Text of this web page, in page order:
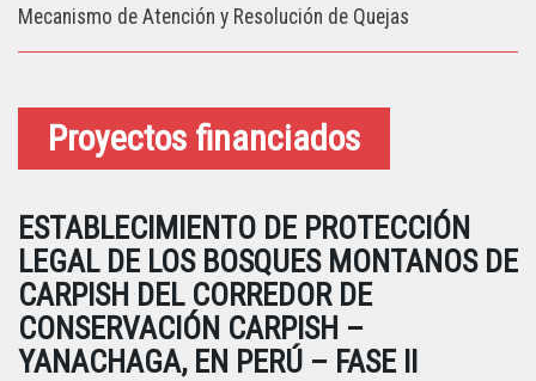
Mecanismo de Atención y Resolución de Quejas
Proyectos financiados
ESTABLECIMIENTO DE PROTECCIÓN
LEGAL DE LOS BOSQUES MONTANOS DE
CARPISH DEL CORREDOR DE
CONSERVACIÓN CARPISH –
YANACHAGA, EN PERÚ – FASE II